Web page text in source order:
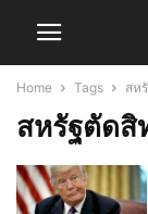
Home Tags สห
สหรัฐตัดสิ